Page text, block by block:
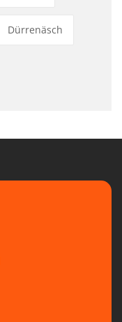
Dürrenäsch